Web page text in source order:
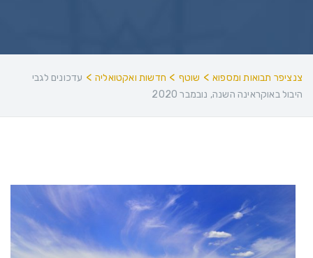
צנציפר תבואות ומספוא > שוטף > חדשות ואקטואליה > עדכונים לגבי
היבול באוקראינה השנה, נובמבר 2020